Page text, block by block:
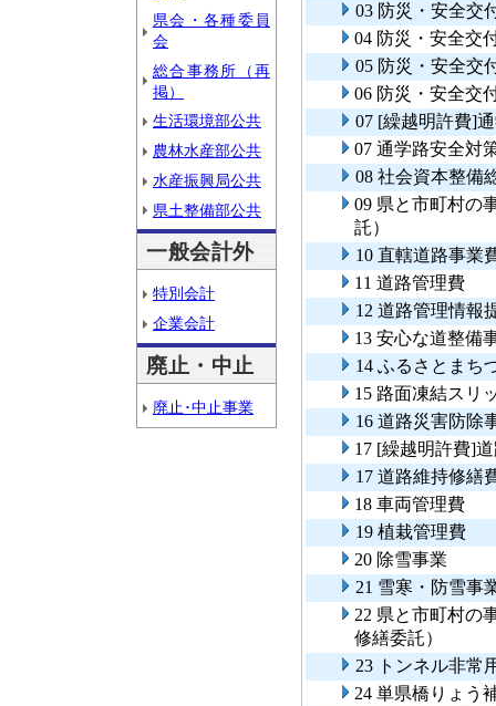
県会・各種委員
会
総合事務所（再
掲）
生活環境部公共
農林水産部公共
水産振興局公共
県土整備部公共
一般会計外
特別会計
企業会計
廃止・中止
廃止･中止事業
03 防災・安全交
04 防災・安全交
05 防災・安全交
06 防災・安全交
07 [繰越明許費]
07 通学路安全対
08 社会資本整備
09 県と市町村の
託）
10 直轄道路事業
11 道路管理費
12 道路管理情報
13 安心な道整備
14 ふるさとまち
15 路面凍結スリ
16 道路災害防除
17 [繰越明許費]
17 道路維持修繕
18 車両管理費
19 植栽管理費
20 除雪事業
21 雪寒・防雪事
22 県と市町村の
修繕委託）
23 トンネル非常
24 単県橋りょう